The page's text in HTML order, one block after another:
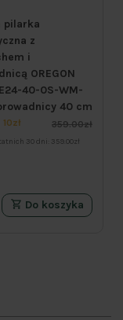
pilarka
z
i
OREGON
40-0S-WM-
40 cm
10zł 359.00zł
30 dni: 359.00zł
Do koszyka